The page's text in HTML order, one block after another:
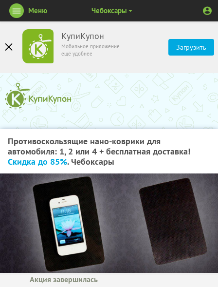
КупиКупон
Мобильное приложение
ещё удобнее
Загрузить
Меню Чебоксары
Противоскользящие нано-коврики для
автомобиля: 1, 2 или 4 + бесплатная доставка!
Скидка до 85%. Чебоксары
Акция завершилась